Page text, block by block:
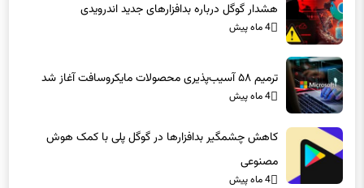
هشدار گوگل درباره بدافزارهای جدید اندرویدی
4 ماه پیش
ترمیم ۵۸ آسیب‌پذیری محصولات مایکروسافت آغاز شد
4 ماه پیش
کاهش چشمگیر بدافزارها در گوگل پلی با کمک هوش
مصنوعی
4 ماه پیش